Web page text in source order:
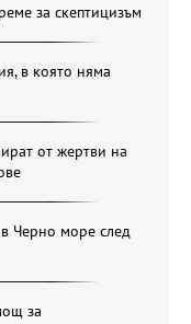
за скептицизъм
в която няма
от жертви на
Черно море след
за